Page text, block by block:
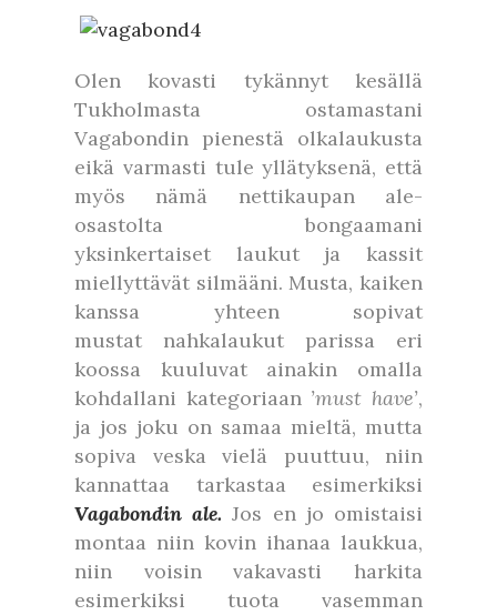
Olen kovasti tykännyt kesällä
Tukholmasta ostamastani
Vagabondin pienestä olkalaukusta
eikä varmasti tule yllätyksenä, että
myös nämä nettikaupan ale-
osastolta bongaamani
yksinkertaiset laukut ja kassit
miellyttävät silmääni. Musta, kaiken
kanssa yhteen sopivat
mustat nahkalaukut parissa eri
koossa kuuluvat ainakin omalla
kohdallani kategoriaan ’must have’,
ja jos joku on samaa mieltä, mutta
sopiva veska vielä puuttuu, niin
kannattaa tarkastaa esimerkiksi
Vagabondin ale. Jos en jo omistaisi
montaa niin kovin ihanaa laukkua,
niin voisin vakavasti harkita
esimerkiksi tuota vasemman